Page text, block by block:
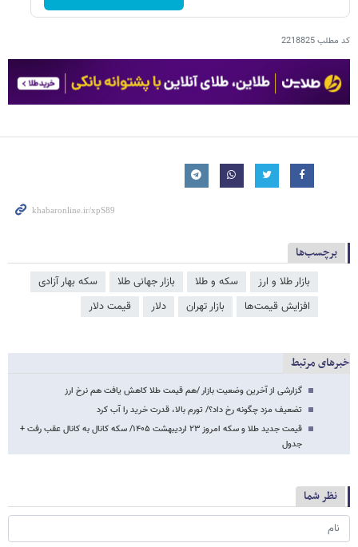
کد مطلب2218825
برچسب‌ها
بازار طلا و ارز سکه و طلا بازار جهانی طلا
سکه بهار آزادی
افزایش قیمت‌ها
بازار تهران دلار قیمت دلار
خبرهای مرتبط
گزارشی از آخرین وضعیت بازار /هم قیمت طلا کاهش یافت هم نرخ ارز
تضعیف مزد چگونه رخ داد؟/ تورم بالا، قدرت خرید را آب کرد
قیمت جدید طلا و سکه امروز ۲۳ اردیبهشت ۱۴۰۵/ سکه کانال به کانال عقب رفت +
جدول
نظر شما